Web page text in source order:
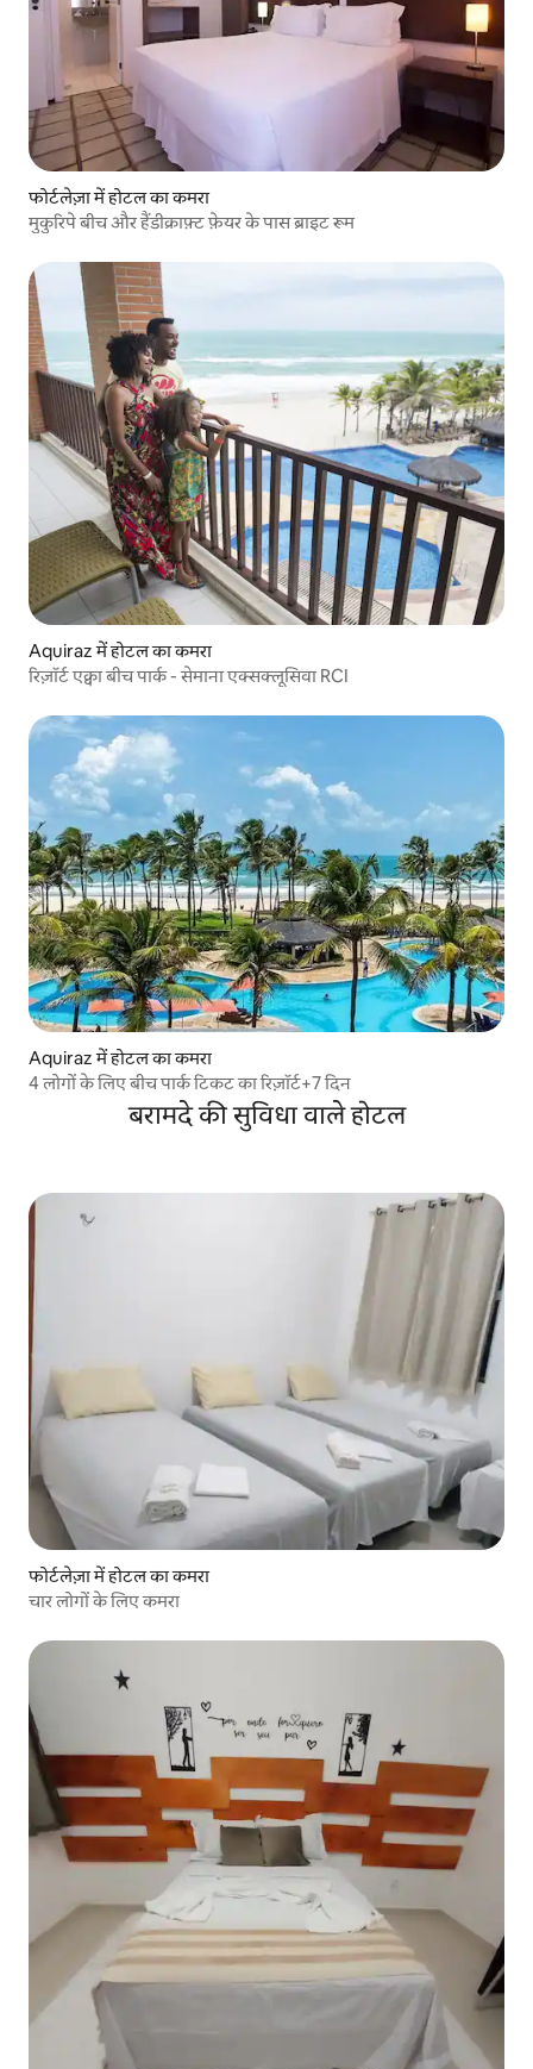
फोर्टलेज़ा में होटल का कमरा
मुकुरिपे बीच और हैंडीक्राफ़्ट फ़ेयर के पास ब्राइट रूम
Aquiraz में होटल का कमरा
रिज़ॉर्ट एक्वा बीच पार्क - सेमाना एक्सक्लूसिवा RCI
Aquiraz में होटल का कमरा
4 लोगों के लिए बीच पार्क टिकट का रिज़ॉर्ट+7 दिन
बरामदे की सुविधा वाले होटल
फोर्टलेज़ा में होटल का कमरा
चार लोगों के लिए कमरा